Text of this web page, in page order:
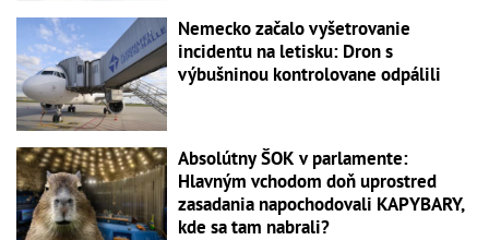
Nemecko začalo vyšetrovanie
incidentu na letisku: Dron s
výbušninou kontrolovane odpálili
Absolútny ŠOK v parlamente:
Hlavným vchodom doň uprostred
zasadania napochodovali KAPYBARY,
kde sa tam nabrali?